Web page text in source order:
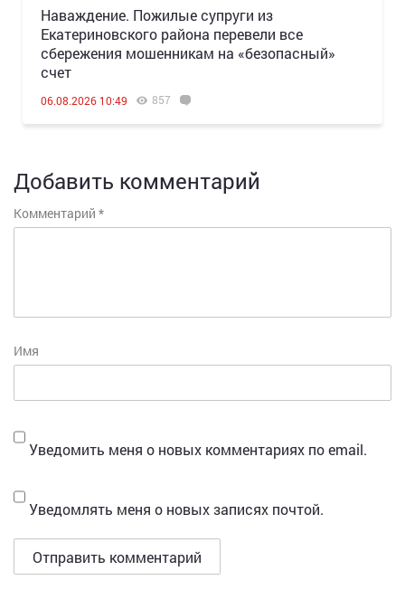
Наваждение. Пожилые супруги из
Екатериновского района перевели все
сбережения мошенникам на «безопасный»
счет
06.08.2026 10:49 857
Добавить комментарий
Комментарий *
Имя
Уведомить меня о новых комментариях по email.
Уведомлять меня о новых записях почтой.